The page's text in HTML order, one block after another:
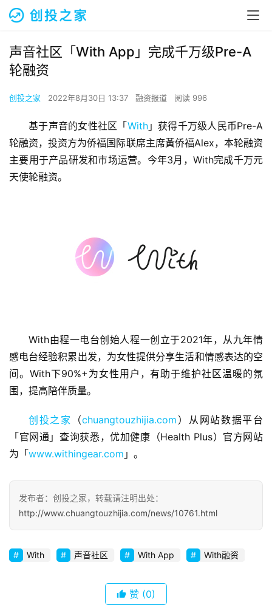
页
融
道
业
观
察
创
声音社区「With App」完成千万级Pre-A
轮融资
创投之家 2022年8月30日 13:37 融资报道 阅读 996
基于声音的女性社区「With」获得千万级人民币Pre-A
轮融资，投资方为侨福国际联席主席黃侨福Alex，本轮融资
主要用于产品研发和市场运营。今年3月，With完成千万元
天使轮融资。
With由程一电台创始人程一创立于2021年，从九年情
感电台经验积累出发，为女性提供分享生活和情感表达的空
间。With下90%+为女性用户，有助于维护社区温暖的氛
围，提高陪伴质量。
创投之家 （chuangtouzhijia.com ）从网站数据平台
「官网通」查询获悉，优加健康（Health Plus）官方网站
为「www.withingear.com 」。
发布者：创投之家，转载请注明出处：
http://www.chuangtouzhijia.com/news/10761.html
With 声音社区 With App With融资
赞 (0)